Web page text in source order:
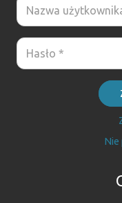
Nie